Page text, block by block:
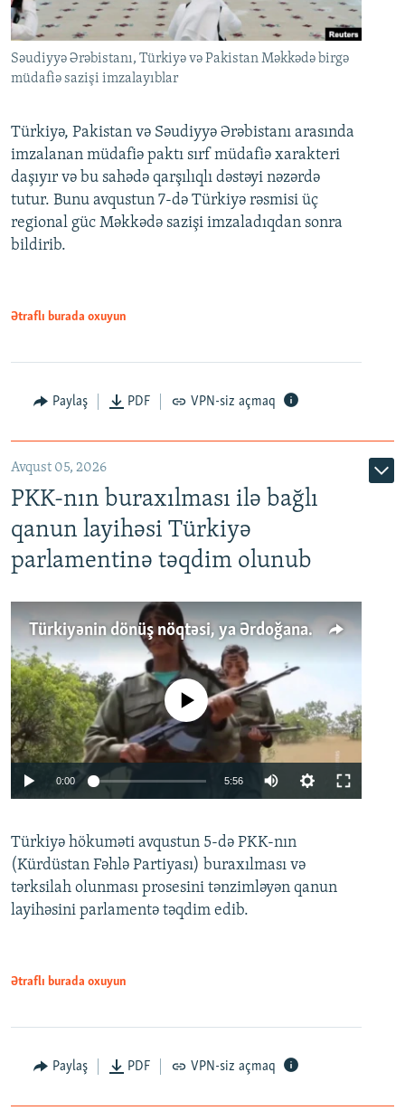
Səudiyyə Ərəbistanı, Türkiyə və Pakistan Məkkədə birgə
müdafiə sazişi imzalayıblar
Türkiyə, Pakistan və Səudiyyə Ərəbistanı arasında
imzalanan müdafiə paktı sırf müdafiə xarakteri
daşıyır və bu sahədə qarşılıqlı dəstəyi nəzərdə
tutur. Bunu avqustun 7-də Türkiyə rəsmisi üç
regional güc Məkkədə sazişi imzaladıqdan sonra
bildirib.
Ətraflı burada oxuyun
Paylaş PDF VPN-siz açmaq
Avqust 05, 2026
PKK-nın buraxılması ilə bağlı
qanun layihəsi Türkiyə
parlamentinə təqdim olunub
Türkiyənin dönüş nöqtəsi, ya Ərdoğana üçüncü şans: PKK ilə qəfil barışıq nə deməkdir?
Auto 240p 360p 480p
720p 1080p
No media source currently available
0:00 5:56
360p
480p
Türkiyə hökuməti avqustun 5-də PKK-nın
(Kürdüstan Fəhlə Partiyası) buraxılması və
tərksilah olunması prosesini tənzimləyən qanun
layihəsini parlamentə təqdim edib.
Ətraflı burada oxuyun
Paylaş PDF VPN-siz açmaq